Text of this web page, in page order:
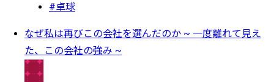
#卓球
なぜ私は再びこの会社を選んだのか ~ 一度離れて見え
た、この会社の強み ~